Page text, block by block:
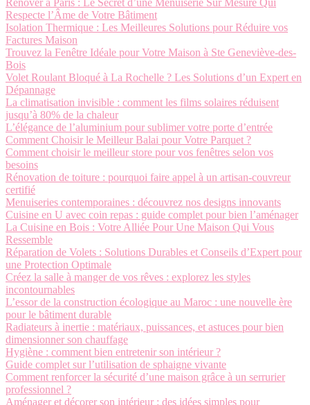
Rénover à Paris : Le Secret d’une Menuiserie Sur Mesure Qui
Respecte l’Âme de Votre Bâtiment
Isolation Thermique : Les Meilleures Solutions pour Réduire vos
Factures Maison
Trouvez la Fenêtre Idéale pour Votre Maison à Ste Geneviève-des-
Bois
Volet Roulant Bloqué à La Rochelle ? Les Solutions d’un Expert en
Dépannage
La climatisation invisible : comment les films solaires réduisent
jusqu’à 80% de la chaleur
L’élégance de l’aluminium pour sublimer votre porte d’entrée
Comment Choisir le Meilleur Balai pour Votre Parquet ?
Comment choisir le meilleur store pour vos fenêtres selon vos
besoins
Rénovation de toiture : pourquoi faire appel à un artisan-couvreur
certifié
Menuiseries contemporaines : découvrez nos designs innovants
Cuisine en U avec coin repas : guide complet pour bien l’aménager
La Cuisine en Bois : Votre Alliée Pour Une Maison Qui Vous
Ressemble
Réparation de Volets : Solutions Durables et Conseils d’Expert pour
une Protection Optimale
Créez la salle à manger de vos rêves : explorez les styles
incontournables
L’essor de la construction écologique au Maroc : une nouvelle ère
pour le bâtiment durable
Radiateurs à inertie : matériaux, puissances, et astuces pour bien
dimensionner son chauffage
Hygiène : comment bien entretenir son intérieur ?
Guide complet sur l’utilisation de sphaigne vivante
Comment renforcer la sécurité d’une maison grâce à un serrurier
professionnel ?
Aménager et décorer son intérieur : des idées simples pour